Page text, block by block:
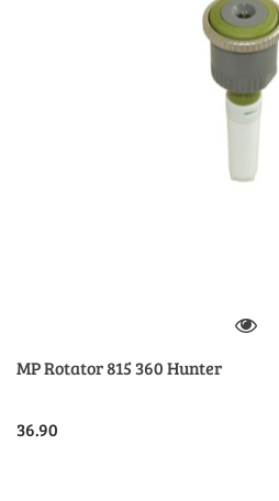
MP Rotator 815 360 Hunter
36.90